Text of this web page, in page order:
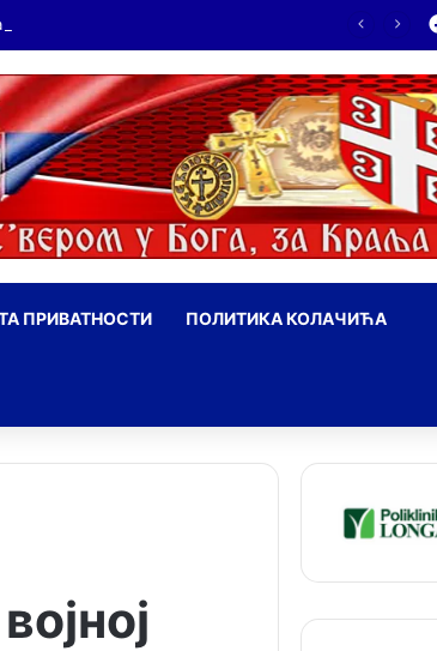
се не гради – сви се жале
ПРИВАТНОСТИ ПОЛИТИКА КОЛАЧИЋА